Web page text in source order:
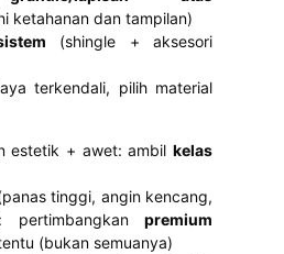
ketahanan dan tampilan)
(shingle + aksesori
terkendali, pilih material
estetik + awet: ambil kelas
tinggi, angin kencang,
pertimbangkan premium
(bukan semuanya)